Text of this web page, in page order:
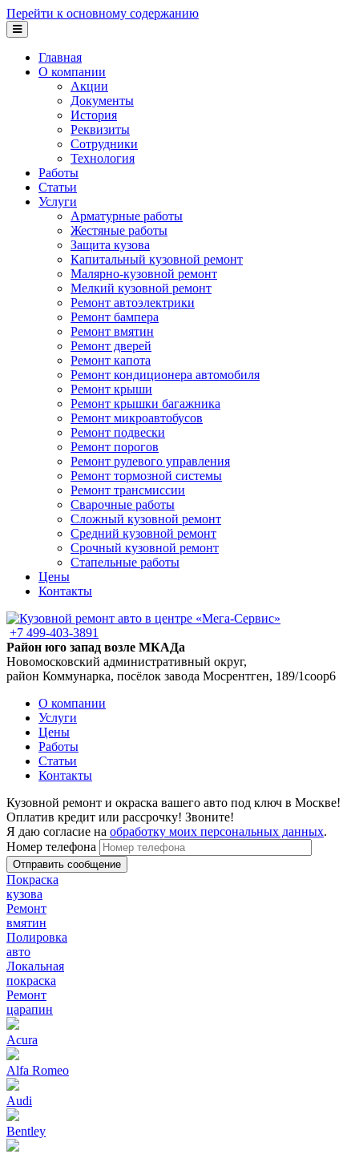
Перейти к основному содержанию
Главная
О компании
Акции
Документы
История
Реквизиты
Сотрудники
Технология
Работы
Статьи
Услуги
Арматурные работы
Жестяные работы
Защита кузова
Капитальный кузовной ремонт
Малярно-кузовной ремонт
Мелкий кузовной ремонт
Ремонт автоэлектрики
Ремонт бампера
Ремонт вмятин
Ремонт дверей
Ремонт капота
Ремонт кондиционера автомобиля
Ремонт крыши
Ремонт крышки багажника
Ремонт микроавтобусов
Ремонт подвески
Ремонт порогов
Ремонт рулевого управления
Ремонт тормозной системы
Ремонт трансмиссии
Сварочные работы
Сложный кузовной ремонт
Средний кузовной ремонт
Срочный кузовной ремонт
Стапельные работы
Цены
Контакты
+7 499-403-3891
Район юго запад возле МКАДа
Новомосковский административный округ,
район Коммунарка, посёлок завода Мосрентген, 189/1соор6
О компании
Услуги
Цены
Работы
Статьи
Контакты
Кузовной ремонт и окраска вашего авто под ключ в Москве!
Оплатив кредит или рассрочку! Звоните!
Я даю согласие на обработку моих персональных данных.
Номер телефона
Покраска
кузова
Ремонт
вмятин
Полировка
авто
Локальная
покраска
Ремонт
царапин
Acura
Alfa Romeo
Audi
Bentley